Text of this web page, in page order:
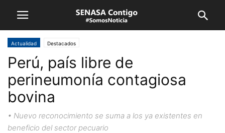
Actualidad Destacados
Perú, país libre de
perineumonía contagiosa
bovina
• Nuevo reconocimiento se suma a los ya existentes en
beneficio del sector pecuario